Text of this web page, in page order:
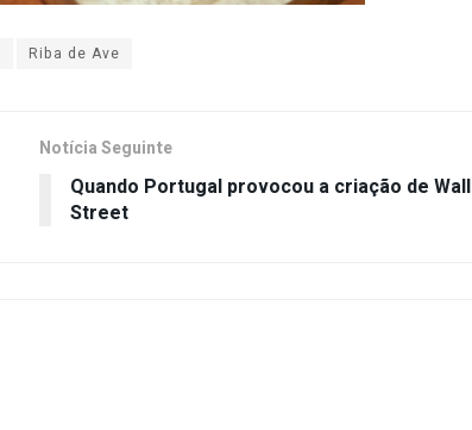
Riba de Ave
Notícia Seguinte
Quando Portugal provocou a criação de Wall
Street